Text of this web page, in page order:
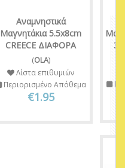
Αναμνηστικά
Μαγνητάκια 5.5x8cm
CREECE ΔΙΑΦΟΡΑ
(OLA)
Λίστα επιθυμιών
Περιορισμένο Απόθεμα
€1.95